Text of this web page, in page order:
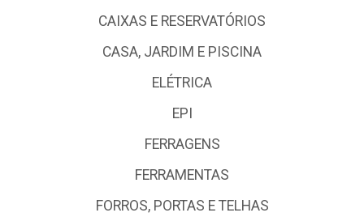
CAIXAS E RESERVATÓRIOS
CASA, JARDIM E PISCINA
ELÉTRICA
EPI
FERRAGENS
FERRAMENTAS
FORROS, PORTAS E TELHAS